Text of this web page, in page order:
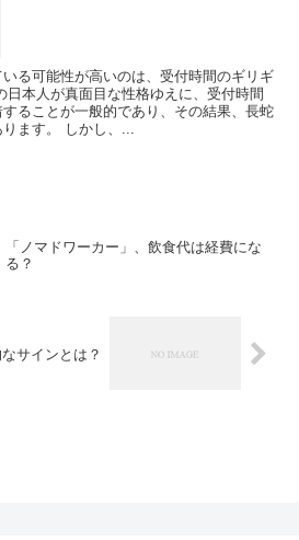
る可能性が高いのは、受付時間のギリギ
日本人が真面目な性格ゆえに、受付時間
ることが一般的であり、その結果、長蛇
ます。 しかし、...
「ノマドワーカー」、飲食代は経費にな
る？
サインとは？